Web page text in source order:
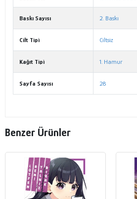
Baskı Sayısı 2. Baskı
Cilt Tipi Ciltsiz
Kağıt Tipi 1. Hamur
Sayfa Sayısı 28
Benzer Ürünler